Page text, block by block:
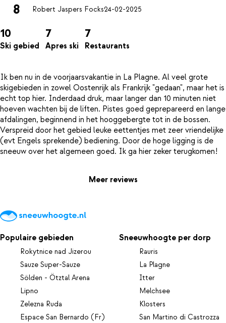
8 Robert Jaspers Focks24-02-2025
10
Ski gebied
7
Apres ski
7
Restaurants
Ik ben nu in de voorjaarsvakantie in La Plagne. Al veel grote
skigebieden in zowel Oostenrijk als Frankrijk "gedaan", maar het is
echt top hier. Inderdaad druk, maar langer dan 10 minuten niet
hoeven wachten bij de liften. Pistes goed geprepareerd en lange
afdalingen, beginnend in het hooggebergte tot in de bossen.
Verspreid door het gebied leuke eettentjes met zeer vriendelijke
(evt Engels sprekende) bediening. Door de hoge ligging is de
Meer reviews
Populaire gebieden
Rokytnice nad Jizerou
Sauze Super-Sauze
Sölden - Ötztal Arena
Lipno
Zelezna Ruda
Espace San Bernardo (Fr)
Sneeuwhoogte per dorp
Rauris
La Plagne
Itter
Melchsee
Klosters
San Martino di Castrozza